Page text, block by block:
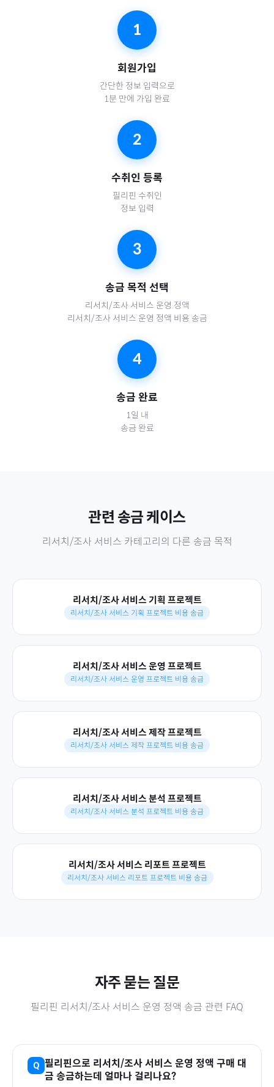
1
회원가입
간단한 정보 입력으로
1분 만에 가입 완료
2
수취인 등록
필리핀 수취인
정보 입력
3
송금 목적 선택
리서치/조사 서비스 운영 정액
리서치/조사 서비스 운영 정액 비용 송금
4
송금 완료
1일 내
송금 완료
관련 송금 케이스
리서치/조사 서비스 카테고리의 다른 송금 목적
리서치/조사 서비스 기획 프로젝트
리서치/조사 서비스 기획 프로젝트 비용 송금
리서치/조사 서비스 운영 프로젝트
리서치/조사 서비스 운영 프로젝트 비용 송금
리서치/조사 서비스 제작 프로젝트
리서치/조사 서비스 제작 프로젝트 비용 송금
리서치/조사 서비스 분석 프로젝트
리서치/조사 서비스 분석 프로젝트 비용 송금
리서치/조사 서비스 리포트 프로젝트
리서치/조사 서비스 리포트 프로젝트 비용 송금
자주 묻는 질문
필리핀 리서치/조사 서비스 운영 정액 송금 관련 FAQ
필리핀으로 리서치/조사 서비스 운영 정액 구매 대
금 송금하는데 얼마나 걸리나요?